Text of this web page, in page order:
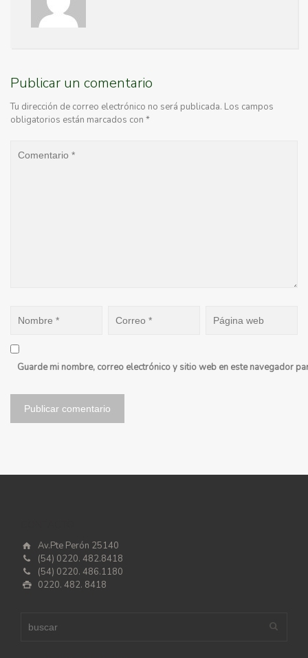
Publicar un comentario
Tu dirección de correo electrónico no será publicada. Los campos
obligatorios están marcados con *
Guarde mi nombre, correo electrónico y sitio web en este navegador
Av.Pte Perón 25140
(54) 0220. 482.8418
(54) 0220. 486.1180
0220. 482. 8418